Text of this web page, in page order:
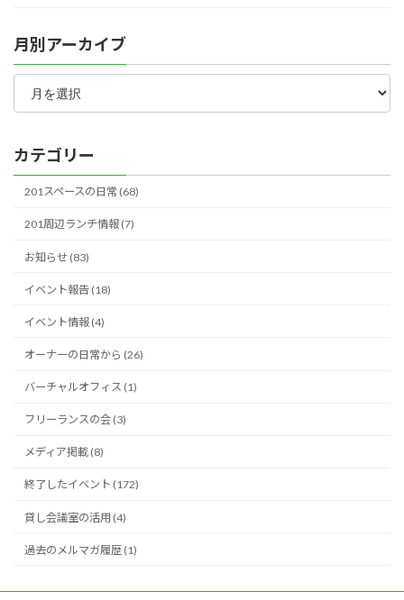
月別アーカイブ
月
ア
カ
イ
カテゴリー
201スペースの日常 (68)
201周辺ランチ情報 (7)
お知らせ (83)
イベント報告 (18)
イベント情報 (4)
オーナーの日常から (26)
バーチャルオフィス (1)
フリーランスの会 (3)
メディア掲載 (8)
終了したイベント (172)
貸し会議室の活用 (4)
過去のメルマガ履歴 (1)